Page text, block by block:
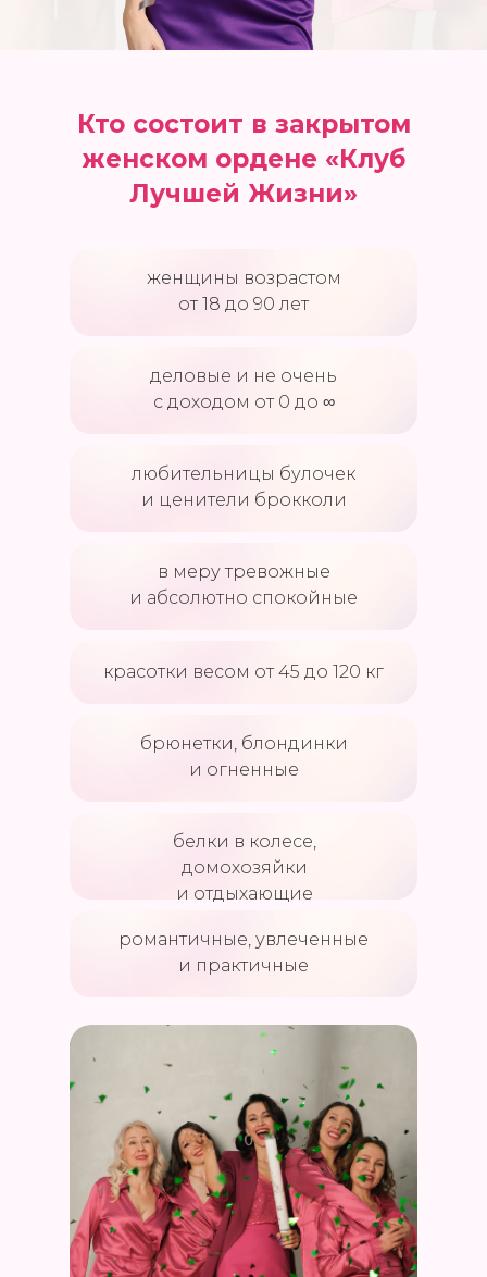
красотки весом от 45 до 120 кг
белки в колесе,
домохозяйки
и отдыхающие
брюнетки, блондинки
и огненные
романтичные, увлеченные
и практичные
женщины возрастом
от 18 до 90 лет
деловые и не очень
с доходом от 0 до ∞
в меру тревожные
и абсолютно спокойные
любительницы булочек
и ценители брокколи
Кто состоит в закрытом
женском ордене «Клуб
Лучшей Жизни»